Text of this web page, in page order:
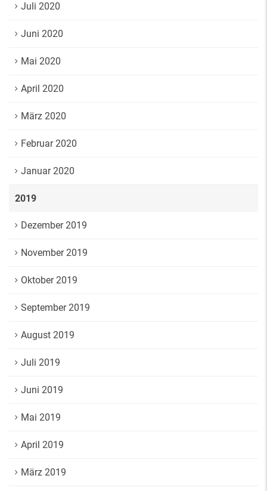
Juli 2020
Juni 2020
Mai 2020
April 2020
März 2020
Februar 2020
Januar 2020
2019
Dezember 2019
November 2019
Oktober 2019
September 2019
August 2019
Juli 2019
Juni 2019
Mai 2019
April 2019
März 2019